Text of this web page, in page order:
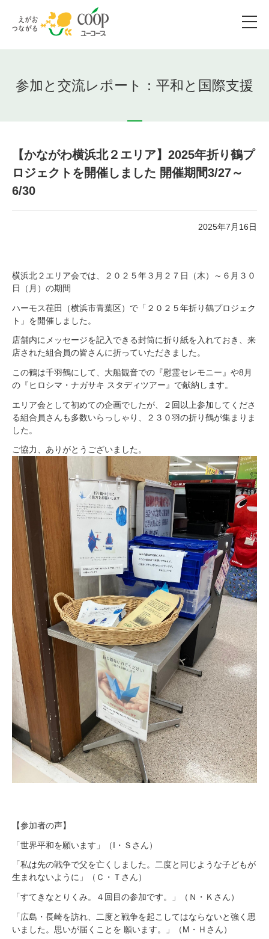
参加と交流レポート：平和と国際支援
【かながわ横浜北２エリア】2025年折り鶴プ
ロジェクトを開催しました 開催期間3/27～
6/30
2025年7月16日
横浜北２エリア会では、２０２５年３月２７日（木）～６月３０
日（月）の期間
ハーモス荏田（横浜市青葉区）で「２０２５年折り鶴プロジェク
ト」を開催しました。
店舗内にメッセージを記入できる封筒に折り紙を入れておき、来
店された組合員の皆さんに折っていただきました。
この鶴は千羽鶴にして、大船観音での『慰霊セレモニー』や8月
の『ヒロシマ・ナガサキ スタディツアー』で献納します。
エリア会として初めての企画でしたが、２回以上参加してくださ
る組合員さんも多数いらっしゃり、２３０羽の折り鶴が集まりま
した。
ご協力、ありがとうございました。
【参加者の声】
「世界平和を願います」（I・Ｓさん）
「私は先の戦争で父を亡くしました。二度と同じような子どもが
生まれないように」（Ｃ・Ｔさん）
「すてきなとりくみ。４回目の参加です。」（Ｎ・Ｋさん）
「広島・長崎を訪れ、二度と戦争を起こしてはならないと強く思
いました。思いが届くことを 願います。」（М・Ｈさん）